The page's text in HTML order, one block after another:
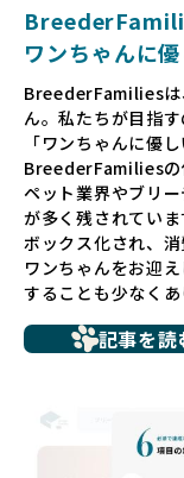
ワンちゃんに
BreederFamiliesは
ん。私たちが目指
「ワンちゃんに優
BreederFamiliesの
ペット業界やブリ
が多く残されてい
ボックス化され、
ワンちゃんをお迎
することも少なく
ち、健康面や社会性
いるというケース
っても大きな負担
記事を読